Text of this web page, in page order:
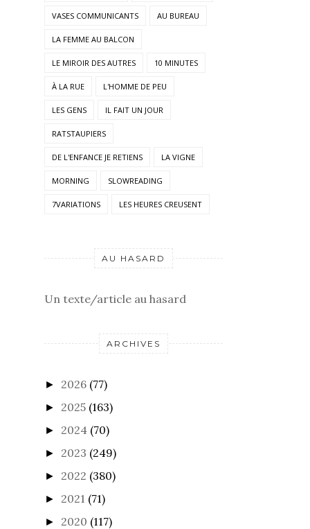
VASES COMMUNICANTS AU BUREAU
LA FEMME AU BALCON
LE MIROIR DES AUTRES 10 MINUTES
À LA RUE L'HOMME DE PEU
LES GENS IL FAIT UN JOUR
RATSTAUPIERS
DE L'ENFANCE JE RETIENS LA VIGNE
MORNING SLOWREADING
7VARIATIONS LES HEURES CREUSENT
AU HASARD
Un texte/article au hasard
ARCHIVES
► 2026 (77)
► 2025 (163)
► 2024 (70)
► 2023 (249)
► 2022 (380)
► 2021 (71)
► 2020 (117)